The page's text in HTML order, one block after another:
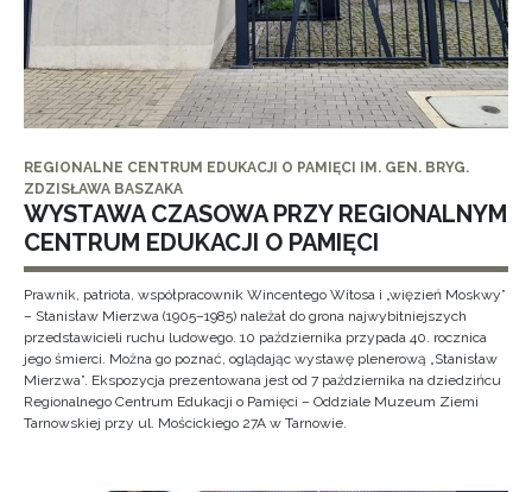
REGIONALNE CENTRUM EDUKACJI O PAMIĘCI IM. GEN. BRYG.
ZDZISŁAWA BASZAKA
WYSTAWA CZASOWA PRZY REGIONALNYM
CENTRUM EDUKACJI O PAMIĘCI
Prawnik, patriota, współpracownik Wincentego Witosa i „więzień Moskwy”
– Stanisław Mierzwa (1905–1985) należał do grona najwybitniejszych
przedstawicieli ruchu ludowego. 10 października przypada 40. rocznica
jego śmierci. Można go poznać, oglądając wystawę plenerową „Stanisław
Mierzwa”. Ekspozycja prezentowana jest od 7 października na dziedzińcu
Regionalnego Centrum Edukacji o Pamięci – Oddziale Muzeum Ziemi
Tarnowskiej przy ul. Mościckiego 27A w Tarnowie.